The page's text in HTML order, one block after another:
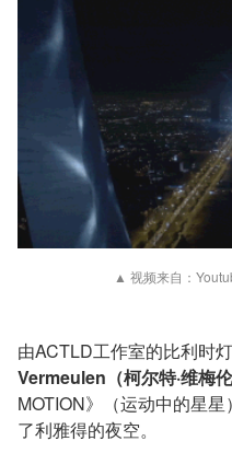
▲ 视频来自：
由ACTLD工作室的比利时
Vermeulen（柯尔特·维梅伦
MOTION》（运动中的星
了利雅得的夜空。